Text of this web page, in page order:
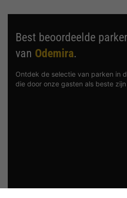
Best beoordeelde
van Odemira.
Ontdek de selectie van parken in
die door onze gasten als beste